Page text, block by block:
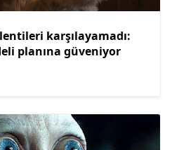
karşılayamadı:
planına güveniyor